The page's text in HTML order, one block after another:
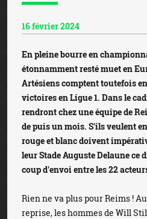
16 février 2024
En pleine bourre en
étonnamment resté muet en
Artésiens comptent toutefois
victoires en Ligue 1. Dans le
rendront chez une équipe de
de puis un mois. S'ils veulent
rouge et blanc doivent
leur Stade Auguste Delaune ce
coup d'envoi entre les 22
Rien ne va plus pour Reims !
reprise, les hommes de Will